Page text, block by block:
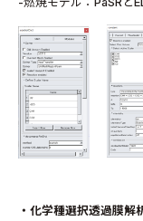
・化学種選択透過膜解